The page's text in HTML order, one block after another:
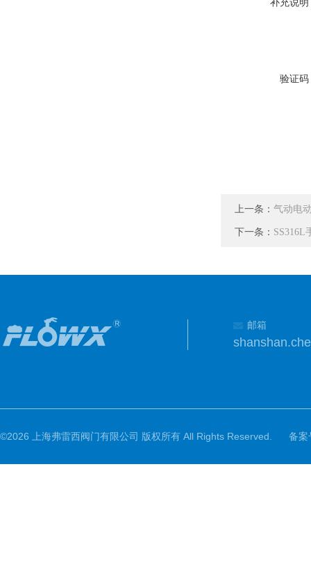
验证码
上一条： 气动电
下一条： SS316L
邮箱
©2026 上海弗雷西阀门有限公司 版权所有 All Rights Reserved. 备案